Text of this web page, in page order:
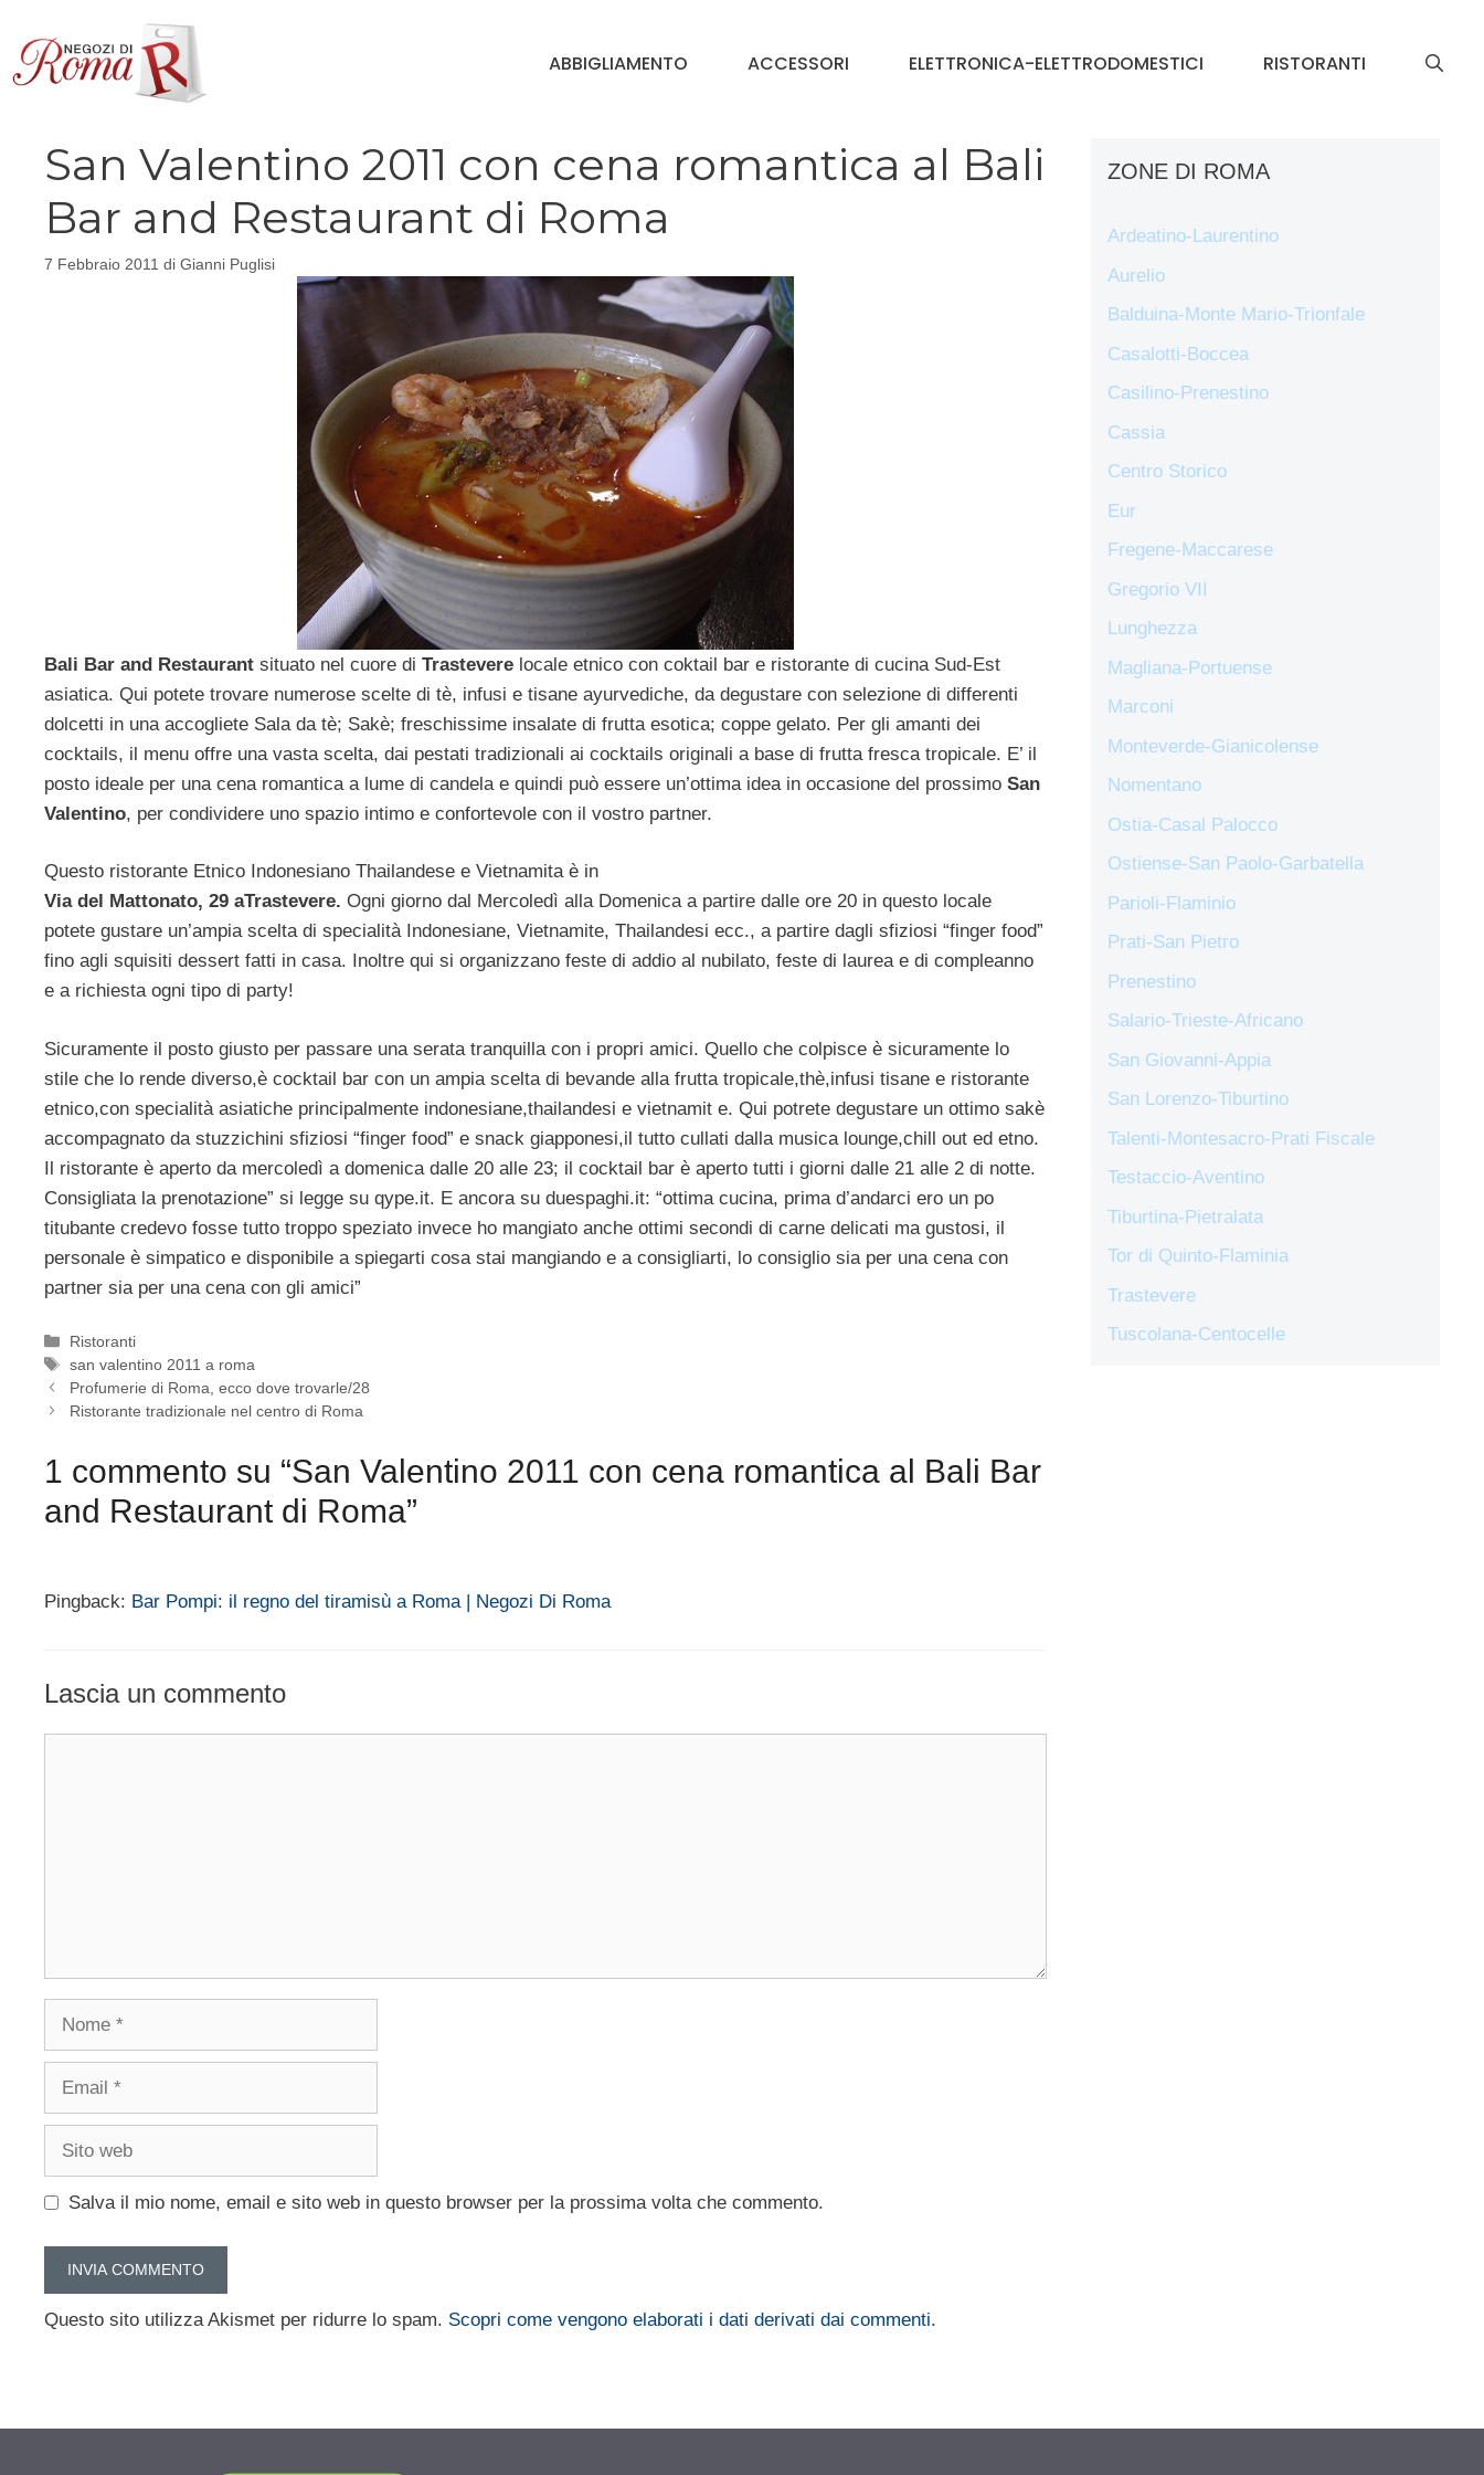
contenuto
ABBIGLIAMENTO ACCESSORI ELETTRONICA-ELETTRODOMESTICI RISTORANTI
San Valentino 2011 con cena romantica al Bali
Bar and Restaurant di Roma
7 Febbraio 2011 di Gianni Puglisi
Bali Bar and Restaurant situato nel cuore di Trastevere locale etnico con coktail bar e ristorante di cucina Sud-Est
asiatica. Qui potete trovare numerose scelte di tè, infusi e tisane ayurvediche, da degustare con selezione di differenti
dolcetti in una accogliete Sala da tè; Sakè; freschissime insalate di frutta esotica; coppe gelato. Per gli amanti dei
cocktails, il menu offre una vasta scelta, dai pestati tradizionali ai cocktails originali a base di frutta fresca tropicale. E’ il
posto ideale per una cena romantica a lume di candela e quindi può essere un’ottima idea in occasione del prossimo San
Valentino, per condividere uno spazio intimo e confortevole con il vostro partner.
Questo ristorante Etnico Indonesiano Thailandese e Vietnamita è in
Via del Mattonato, 29 aTrastevere. Ogni giorno dal Mercoledì alla Domenica a partire dalle ore 20 in questo locale
potete gustare un’ampia scelta di specialità Indonesiane, Vietnamite, Thailandesi ecc., a partire dagli sfiziosi “finger food”
fino agli squisiti dessert fatti in casa. Inoltre qui si organizzano feste di addio al nubilato, feste di laurea e di compleanno
e a richiesta ogni tipo di party!
Sicuramente il posto giusto per passare una serata tranquilla con i propri amici. Quello che colpisce è sicuramente lo
stile che lo rende diverso,è cocktail bar con un ampia scelta di bevande alla frutta tropicale,thè,infusi tisane e ristorante
etnico,con specialità asiatiche principalmente indonesiane,thailandesi e vietnamit e. Qui potrete degustare un ottimo sakè
accompagnato da stuzzichini sfiziosi “finger food” e snack giapponesi,il tutto cullati dalla musica lounge,chill out ed etno.
Il ristorante è aperto da mercoledì a domenica dalle 20 alle 23; il cocktail bar è aperto tutti i giorni dalle 21 alle 2 di notte.
Consigliata la prenotazione” si legge su qype.it. E ancora su duespaghi.it: “ottima cucina, prima d’andarci ero un po
titubante credevo fosse tutto troppo speziato invece ho mangiato anche ottimi secondi di carne delicati ma gustosi, il
personale è simpatico e disponibile a spiegarti cosa stai mangiando e a consigliarti, lo consiglio sia per una cena con
partner sia per una cena con gli amici”
Categorie
Ristoranti
Tag
san valentino 2011 a roma
Profumerie di Roma, ecco dove trovarle/28
Ristorante tradizionale nel centro di Roma
1 commento su “San Valentino 2011 con cena romantica al Bali Bar
and Restaurant di Roma”
Pingback: Bar Pompi: il regno del tiramisù a Roma | Negozi Di Roma
Lascia un commento
Nome
Email
Sito
Salva il mio nome, email e sito web in questo browser per la prossima volta che commento.
Questo sito utilizza Akismet per ridurre lo spam. Scopri come vengono elaborati i dati derivati dai commenti.
ZONE DI ROMA
Ardeatino-Laurentino
Aurelio
Balduina-Monte Mario-Trionfale
Casalotti-Boccea
Casilino-Prenestino
Cassia
Centro Storico
Eur
Fregene-Maccarese
Gregorio VII
Lunghezza
Magliana-Portuense
Marconi
Monteverde-Gianicolense
Nomentano
Ostia-Casal Palocco
Ostiense-San Paolo-Garbatella
Parioli-Flaminio
Prati-San Pietro
Prenestino
Salario-Trieste-Africano
San Giovanni-Appia
San Lorenzo-Tiburtino
Talenti-Montesacro-Prati Fiscale
Testaccio-Aventino
Tiburtina-Pietralata
Tor di Quinto-Flaminia
Trastevere
Tuscolana-Centocelle